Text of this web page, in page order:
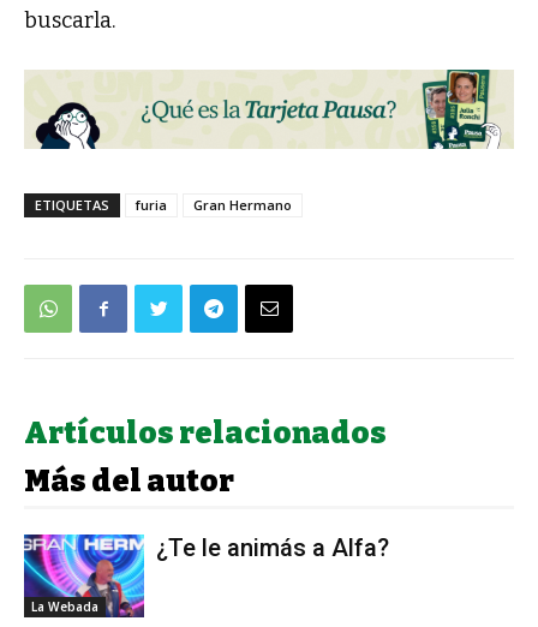
buscarla.
ETIQUETAS furia Gran Hermano
Artículos relacionados
Más del autor
La Webada
¿Te le animás a Alfa?